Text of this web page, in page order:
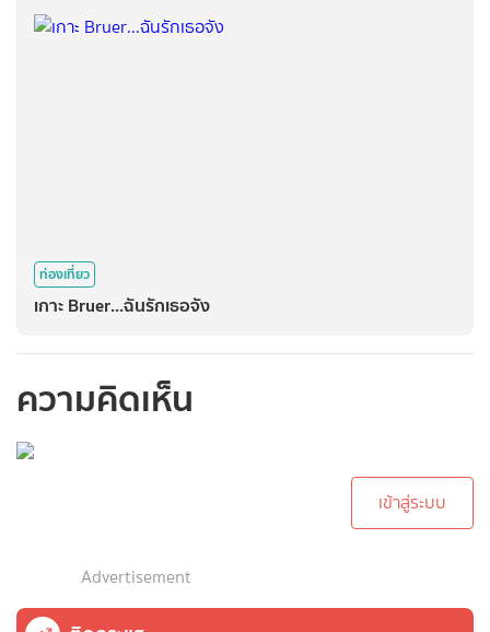
ท่องเที่ยว
เกาะ Bruer...ฉันรักเธอจัง
ความคิดเห็น
เข้าสู่ระบบ
Advertisement